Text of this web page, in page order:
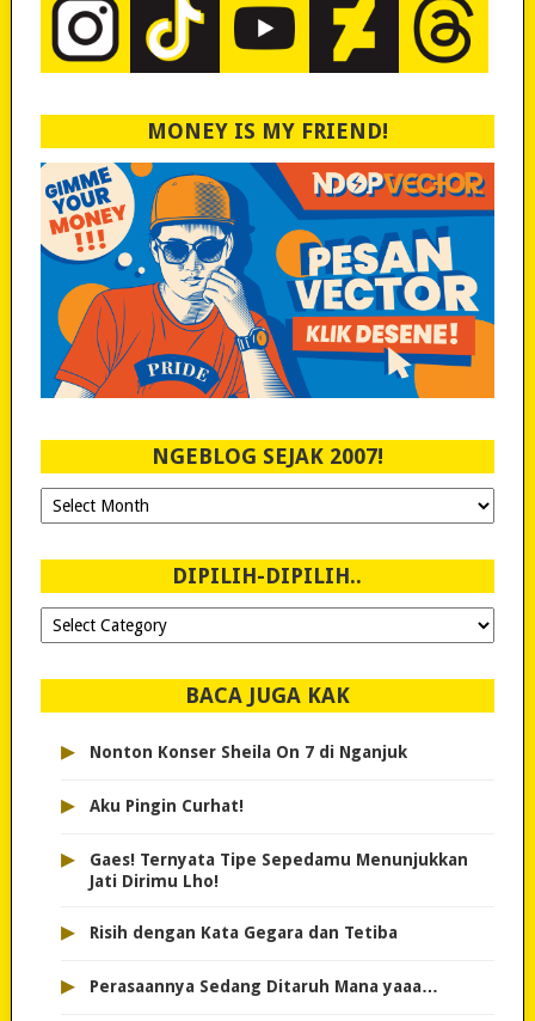
MONEY IS MY FRIEND!
NGEBLOG SEJAK 2007!
Ngeblog
Sejak
DIPILIH-DIPILIH..
Dipilih-
dipilih..
BACA JUGA KAK
▸ Nonton Konser Sheila On 7 di Nganjuk
▸ Aku Pingin Curhat!
▸
Gaes! Ternyata Tipe Sepedamu Menunjukkan
Jati Dirimu Lho!
▸ Risih dengan Kata Gegara dan Tetiba
▸ Perasaannya Sedang Ditaruh Mana yaaa…